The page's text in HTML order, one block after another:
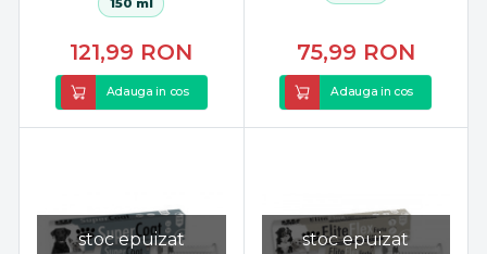
150 ml
121,99 RON
Adauga in cos
75,99 RON
Adauga in cos
stoc epuizat stoc epuizat